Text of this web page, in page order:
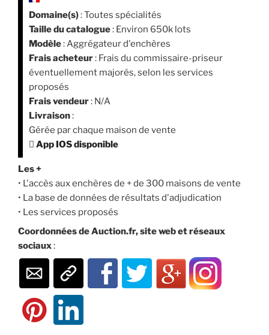
Domaine(s): Toutes spécialités
Taille du catalogue: Environ 650k lots
Modèle: Aggrégateur d'enchères
Frais acheteur: Frais du commissaire-priseur
éventuellement majorés, selon les services
proposés
Frais vendeur: N/A
Livraison:
Gérée par chaque maison de vente
 App IOS disponible
Les +
• L'accès aux enchères de + de 300 maisons de vente
• La base de données de résultats d'adjudication
• Les services proposés
Coordonnées de Auction.fr, site web et réseaux
sociaux: